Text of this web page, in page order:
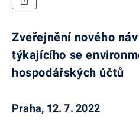
Zveřejnění nového
týkajícího se
hospodářských účtů
Praha, 12. 7. 2022